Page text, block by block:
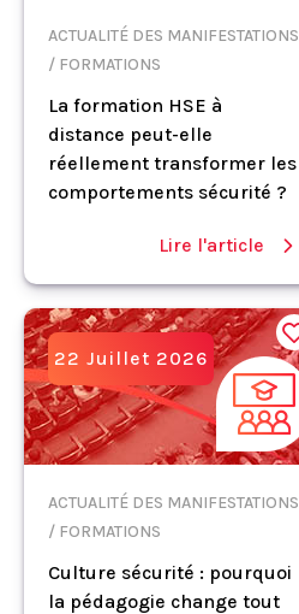
ACTUALITÉ DES MANIFESTATIONS
/ FORMATIONS
La formation HSE à
distance peut-elle
réellement transformer les
comportements sécurité ?
Lire l'article
22 Juillet 2026
ACTUALITÉ DES MANIFESTATIONS
/ FORMATIONS
Culture sécurité : pourquoi
la pédagogie change tout